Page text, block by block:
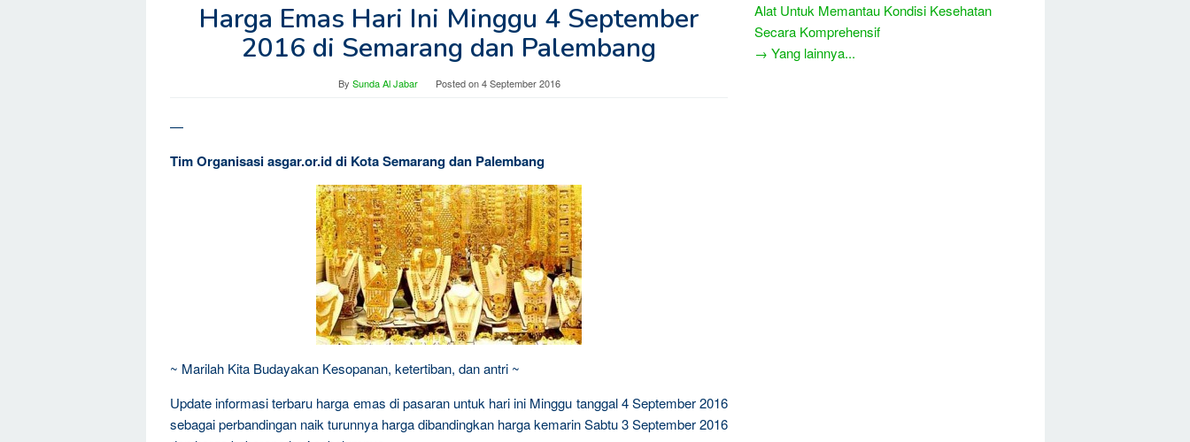
Harga Emas Hari Ini Minggu 4 September
2016 di Semarang dan Palembang
By Sunda Al Jabar Posted on4 September 2016
—
Tim Organisasi asgar.or.id di Kota Semarang dan Palembang
~ Marilah Kita Budayakan Kesopanan, ketertiban, dan antri ~
Update informasi terbaru harga emas di pasaran untuk hari ini Minggu tanggal 4 September 2016
sebagai perbandingan naik turunnya harga dibandingkan harga kemarin Sabtu 3 September 2016
Alat Untuk Memantau Kondisi Kesehatan
Secara Komprehensif
→ Yang lainnya...